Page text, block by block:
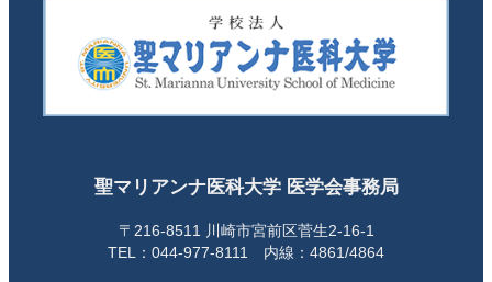
聖マリアンナ医科大学 医学会事務局
〒216-8511 川崎市宮前区菅生2-16-1
TEL：044-977-8111 内線：4861/4864